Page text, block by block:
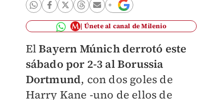
Únete al canal de Milenio
ElBayern Múnich derrotó este
sábado por 2-3 al Borussia
Dortmund, con dos goles de
Harry Kane -uno de ellos de